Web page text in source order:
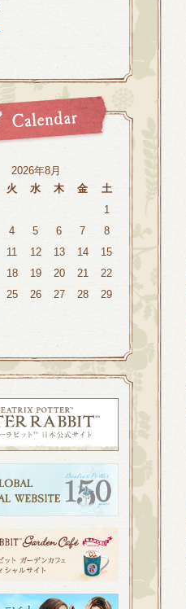
2026年8月
火 水 木 金
土
1
4 5 6 7
8
11 12 13 14
15
18 19 20 21
22
25 26 27 28
29